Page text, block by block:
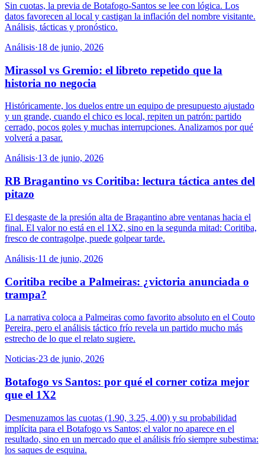
Sin cuotas, la previa de Botafogo-Santos se lee con lógica. Los
datos favorecen al local y castigan la inflación del nombre visitante.
Análisis, tácticas y pronóstico.
Análisis·18 de junio, 2026
Mirassol vs Gremio: el libreto repetido que la
historia no negocia
Históricamente, los duelos entre un equipo de presupuesto ajustado
y un grande, cuando el chico es local, repiten un patrón: partido
cerrado, pocos goles y muchas interrupciones. Analizamos por qué
volverá a pasar.
Análisis·13 de junio, 2026
RB Bragantino vs Coritiba: lectura táctica antes del
pitazo
El desgaste de la presión alta de Bragantino abre ventanas hacia el
final. El valor no está en el 1X2, sino en la segunda mitad: Coritiba,
fresco de contragolpe, puede golpear tarde.
Análisis·11 de junio, 2026
Coritiba recibe a Palmeiras: ¿victoria anunciada o
trampa?
La narrativa coloca a Palmeiras como favorito absoluto en el Couto
Pereira, pero el análisis táctico frío revela un partido mucho más
estrecho de lo que el relato sugiere.
Noticias·23 de junio, 2026
Botafogo vs Santos: por qué el corner cotiza mejor
que el 1X2
Desmenuzamos las cuotas (1.90, 3.25, 4.00) y su probabilidad
implícita para el Botafogo vs Santos; el valor no aparece en el
resultado, sino en un mercado que el análisis frío siempre subestima:
los saques de esquina.